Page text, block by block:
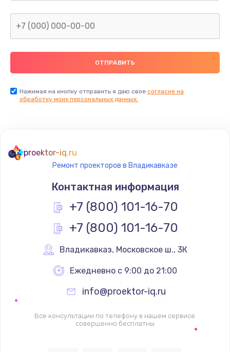
Нажимая на кнопку отправить я даю свое согласие на
обработку моих персональных данных.
proektor-iq.ru
Ремонт проекторов в Владикавказе
Контактная информация
+7 (800) 101-16-70
+7 (800) 101-16-70
Владикавказ, Московское ш., 3К
Ежедневно с 9:00 до 21:00
info@proektor-iq.ru
Все консультации по телефону в нашем сервисе
совершенно бесплатны